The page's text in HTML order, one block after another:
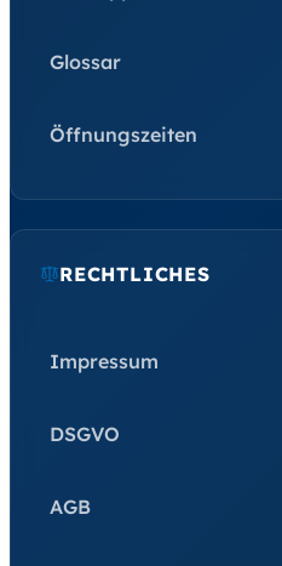
Glossar
Öffnungszeiten
RECHTLICHES
Impressum
DSGVO
AGB